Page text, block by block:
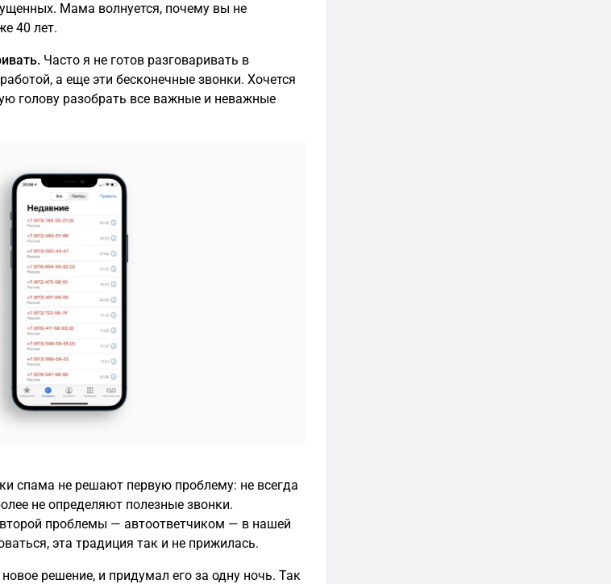
Мама волнуется, почему вы не
40 лет.
Часто я не готов разговаривать в
а еще эти бесконечные звонки. Хочется
голову разобрать все важные и неважные
спама не решают первую проблему: не всегда
не определяют полезные звонки.
проблемы — автоответчиком — в нашей
эта традиция так и не прижилась.
решение, и придумал его за одну ночь. Так